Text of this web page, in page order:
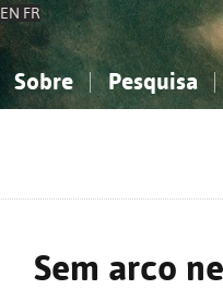
EN FR
Sobre Pesquisa
Sem arco